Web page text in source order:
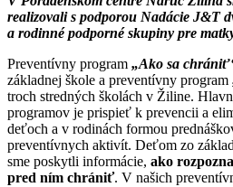
realizovali s podporou Nadácie J&T
a rodinné podporné skupiny pre
Preventívny program „Ako sa
základnej škole a preventívny program
troch stredných školách v Žiline.
programov je prispieť k prevencii a
deťoch a v rodinách formou
preventívnych aktivít. Deťom zo
sme poskytli informácie, ako
pred ním chrániť. V našich